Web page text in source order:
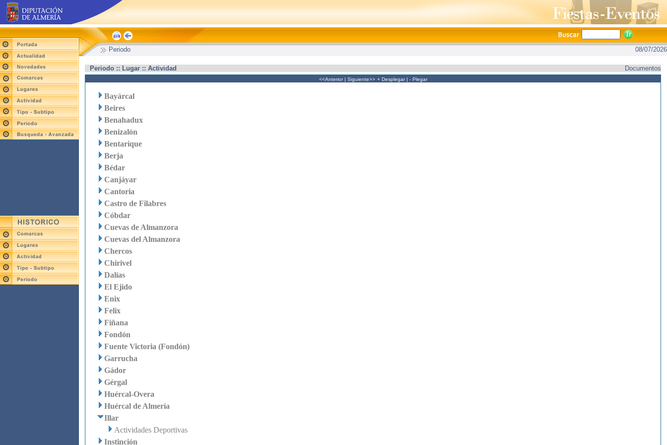
Periodo 08/07/2026
Periodo :: Lugar :: Actividad Documentos
<<Anterior| Siguiente>> + Desplegar| - Plegar
Bayárcal
Beires
Benahadux
Benizalón
Bentarique
Berja
Bédar
Canjáyar
Cantoria
Castro de Filabres
Cóbdar
Cuevas de Almanzora
Cuevas del Almanzora
Chercos
Chirivel
Dalías
El Ejido
Enix
Felix
Fiñana
Fondón
Fuente Victoria (Fondón)
Garrucha
Gádor
Gérgal
Huércal-Overa
Huércal de Almería
Illar
Actividades Deportivas
Instinción